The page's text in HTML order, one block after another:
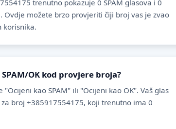
trenutno pokazuje 0 SPAM glasova i 0
Ovdje možete brzo provjeriti čiji broj vas je zvao
korisnika.
OK kod provjere broja?
kao SPAM" ili "Ocijeni kao OK". Vaš glas
broj +385917554175, koji trenutno ima 0